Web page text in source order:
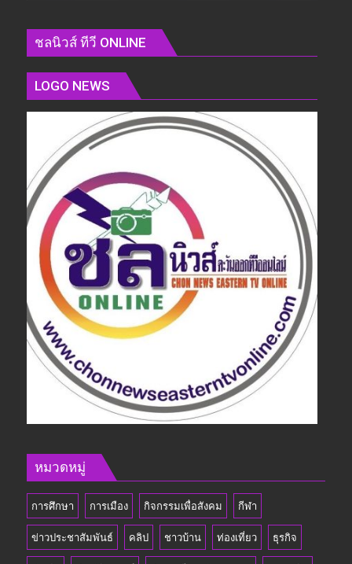
ชลนิวส์ ทีวี ONLINE
LOGO NEWS
หมวดหมู่
การศึกษา การเมือง กิจกรรมเพื่อสังคม กีฬา
ข่าวประชาสัมพันธ์ คลิป ชาวบ้าน ท่องเที่ยว ธุรกิจ